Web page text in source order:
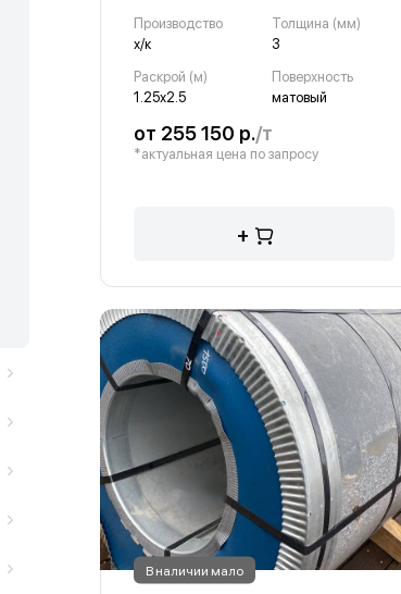
Производство
х/к
Толщина (мм)
3
Раскрой (м)
1.25х2.5
Поверхность
матовый
от 255 150 р./т
*актуальная цена по запросу
+
В наличии мало